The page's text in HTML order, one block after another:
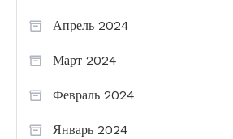
Апрель 2024
Март 2024
Февраль 2024
Январь 2024